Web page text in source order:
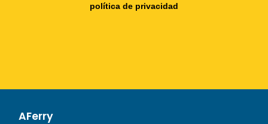
política de privacidad
AFerry